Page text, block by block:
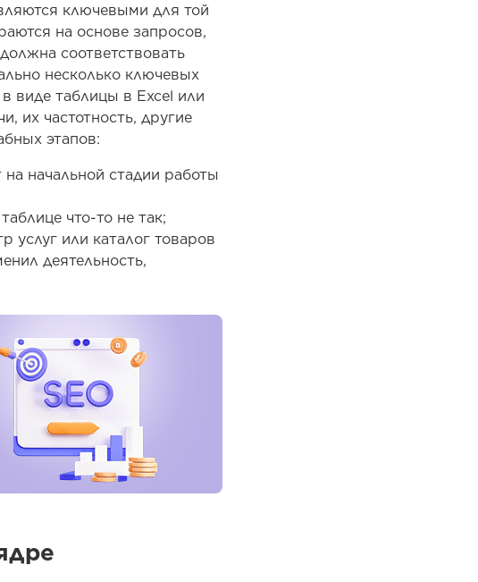
ключевыми для той
на основе запросов,
соответствовать
несколько ключевых
виде таблицы в Excel или
их частотность, другие
этапов:
начальной стадии работы
что-то не так;
услуг или каталог товаров
деятельность,